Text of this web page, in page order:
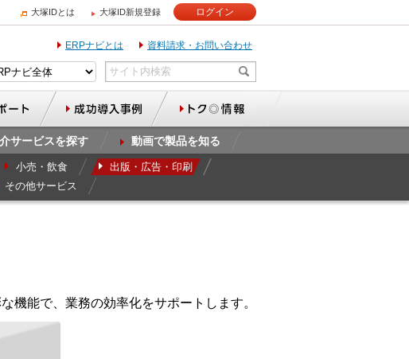
大塚IDとは 大塚ID新規登録 ログイン
ERPナビとは 資料請求・お問い合わせ
サービスを探す 動画で製品を知る
小売・飲食
出版・広告・印刷
その他サービス
機能で、業務の効率化をサポートします。